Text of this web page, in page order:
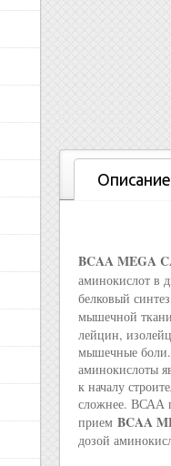
Описание
BCAA MEGA
аминокислот в
белковый
мышечной
лейцин,
мышечные боли.
аминокислоты
к началу
сложнее. ВСАА
прием BCAA
дозой